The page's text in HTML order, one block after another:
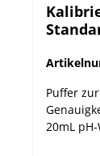
Puffer
20mL